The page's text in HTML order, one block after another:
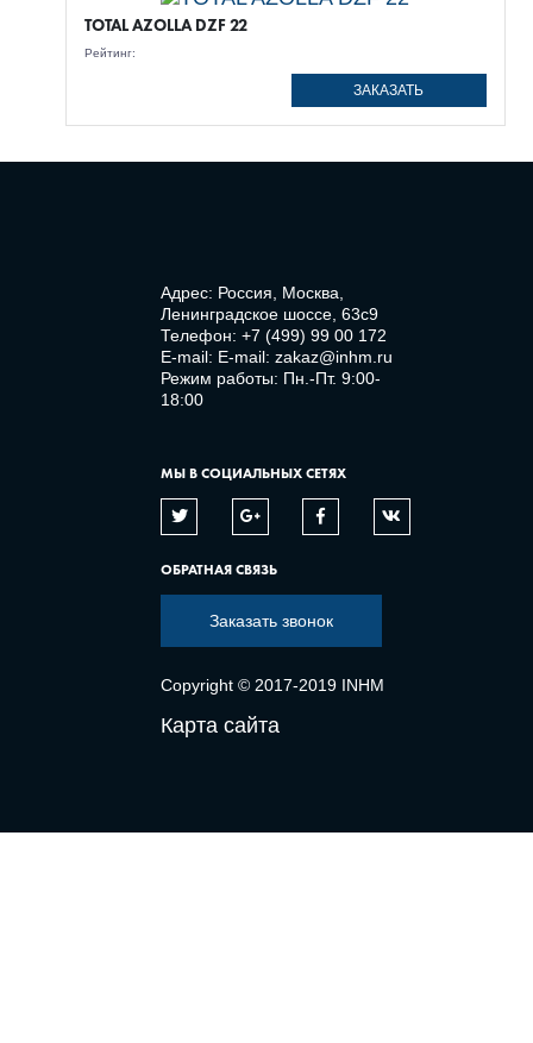
TOTAL AZOLLA DZF 22
Рейтинг:
ЗАКАЗАТЬ
Адрес: Россия, Москва,
Ленинградское шоссе, 63с9
Телефон: +7 (499) 99 00 172
E-mail: E-mail: zakaz@inhm.ru
Режим работы: Пн.-Пт. 9:00-
18:00
МЫ В СОЦИАЛЬНЫХ СЕТЯХ
ОБРАТНАЯ СВЯЗЬ
Заказать звонок
Copyright © 2017-2019 INHM
Карта сайта